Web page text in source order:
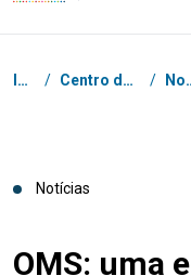
Navegação
Início / Centro de Imprensa /
Notícias
OMS: uma